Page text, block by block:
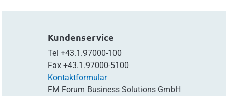
Kundenservice
Tel +43.1.97000-100
Fax +43.1.97000-5100
Kontaktformular
FM Forum Business Solutions GmbH